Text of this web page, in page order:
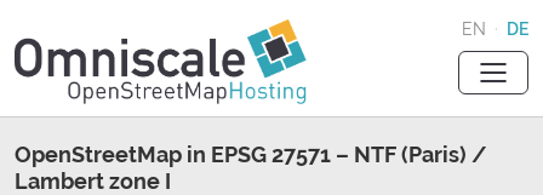
EN · DE
OpenStreetMap in EPSG 27571 – NTF (Paris) /
Lambert zone I